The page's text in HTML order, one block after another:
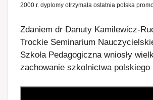
2000 r. dyplomy otrzymała ostatnia polska
Zdaniem dr Danuty Kamilewicz-
Trockie Seminarium
Szkoła Pedagogiczna wniosły
zachowanie szkolnictwa polskiego